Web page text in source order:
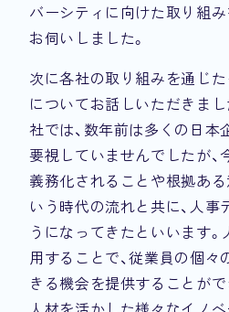
バーシティに向けた取り組
お伺いしました。
次に各社の取り組みを通じ
についてお話しいただきま
社では、数年前は多くの日
要視していませんでしたが
義務化されることや根拠あ
いう時代の流れと共に、人
うになってきたといいます。
用することで、従業員の個
きる機会を提供することがで